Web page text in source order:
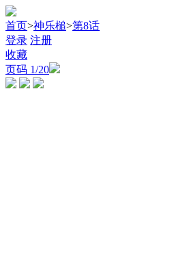
首页>神乐槌>第8话
登录 注册
收藏
页码 1/20